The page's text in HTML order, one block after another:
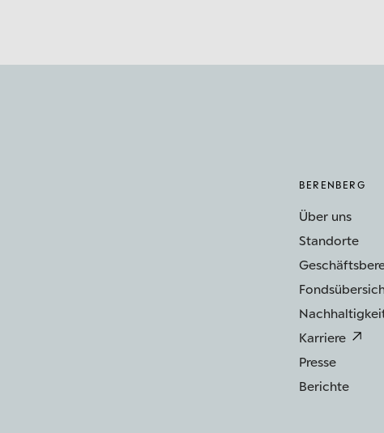
BERENBERG
Über uns
Standorte
Karriere
Presse
Berichte